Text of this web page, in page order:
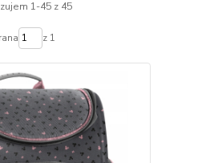
1-45 z 45
z 1